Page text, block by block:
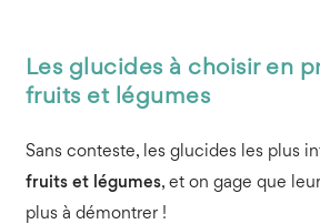
Les glucides à choisir en
fruits et légumes
Sans conteste, les glucides les plus
fruits et légumes, et on gage que
plus à démontrer !